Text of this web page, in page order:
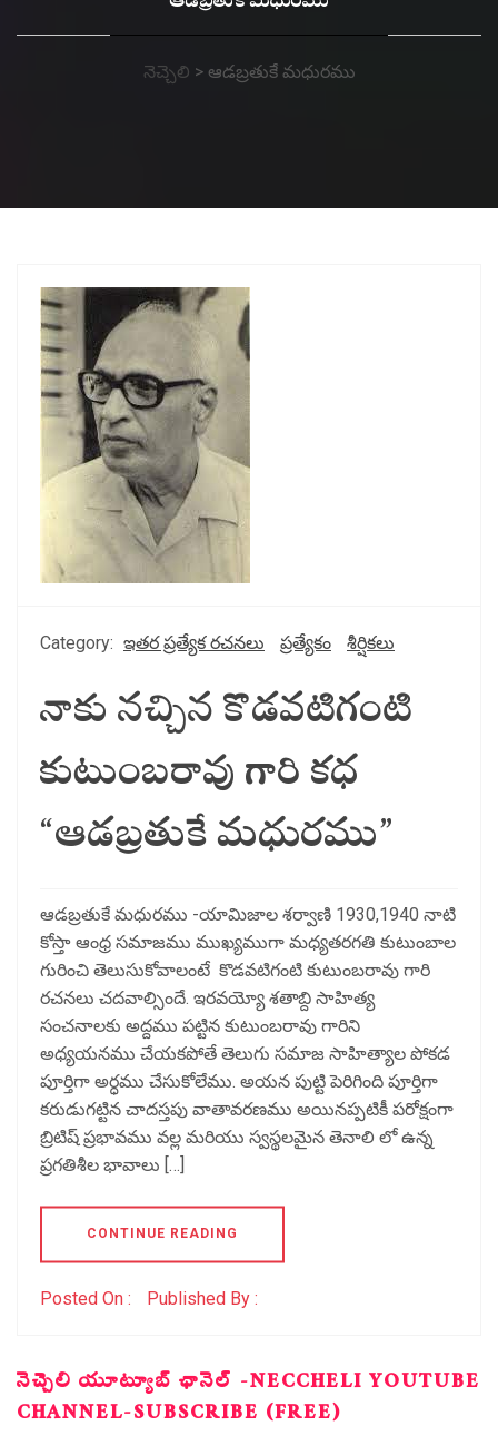
నెచ్చెలి > ఆడబ్రతుకే మధురము
Category: ఇతర ప్రత్యేక రచనలు ప్రత్యేకం శీర్షికలు
నాకు నచ్చిన కొడవటిగంటి
కుటుంబరావు గారి కధ
“ఆడబ్రతుకే మధురము”
ఆడబ్రతుకే మధురము -యామిజాల శర్వాణి 1930,1940 నాటి
కోస్తా ఆంధ్ర సమాజము ముఖ్యముగా మధ్యతరగతి కుటుంబాల
గురించి తెలుసుకోవాలంటే కొడవటిగంటి కుటుంబరావు గారి
రచనలు చదవాల్సిందే. ఇరవయ్యో శతాబ్ది సాహిత్య
సంచనాలకు అద్దము పట్టిన కుటుంబరావు గారిని
అధ్యయనము చేయకపోతే తెలుగు సమాజ సాహిత్యాల పోకడ
పూర్తిగా అర్ధము చేసుకోలేము. అయన పుట్టి పెరిగింది పూర్తిగా
కరుడుగట్టిన చాదస్తపు వాతావరణము అయినప్పటికీ పరోక్షంగా
బ్రిటిష్ ప్రభావము వల్ల మరియు స్వస్థలమైన తెనాలి లో ఉన్న
ప్రగతిశీల భావాలు […]
CONTINUE READING
Posted On : Published By :
నెచ్చెలి యూట్యూబ్ ఛానెల్ -NECCHELI YOUTUBE
CHANNEL-SUBSCRIBE (FREE)